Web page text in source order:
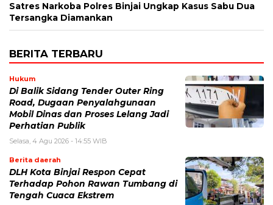
Satres Narkoba Polres Binjai Ungkap Kasus Sabu Dua
Tersangka Diamankan
BERITA TERBARU
Hukum
Di Balik Sidang Tender Outer Ring
Road, Dugaan Penyalahgunaan
Mobil Dinas dan Proses Lelang Jadi
Perhatian Publik
Selasa, 4 Agu 2026 - 14:55 WIB
Berita daerah
DLH Kota Binjai Respon Cepat
Terhadap Pohon Rawan Tumbang di
Tengah Cuaca Ekstrem